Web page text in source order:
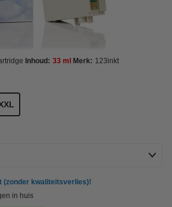
Inhoud: 33 ml Merk: 123inkt
(zonder kwaliteitsverlies)!
in huis